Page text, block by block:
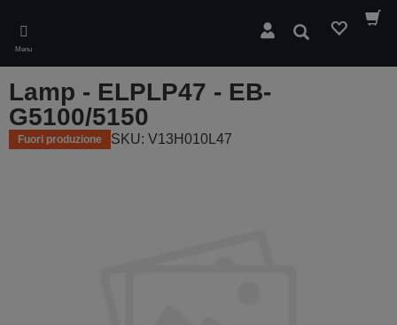
main
content
Menu
Cerca
Lamp - ELPLP47 - EB-
G5100/5150
Fuori produzione SKU: V13H010L47